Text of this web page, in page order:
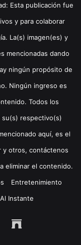
Esta publicación fue
y para colaborar
La(s) imagen(es) y
mencionadas dando
ningún propósito de
Ningún ingreso es
Todos los
respectivo(s)
aquí, es el
y otros, contáctenos
eliminar el contenido.
Entretenimiento
Al Instante
Archive